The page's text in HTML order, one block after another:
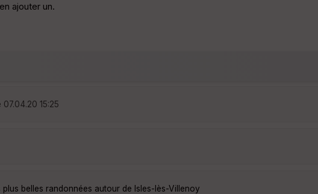
ajouter un.
15:25
plus belles randonnées autour de Isles-lès-Villenoy